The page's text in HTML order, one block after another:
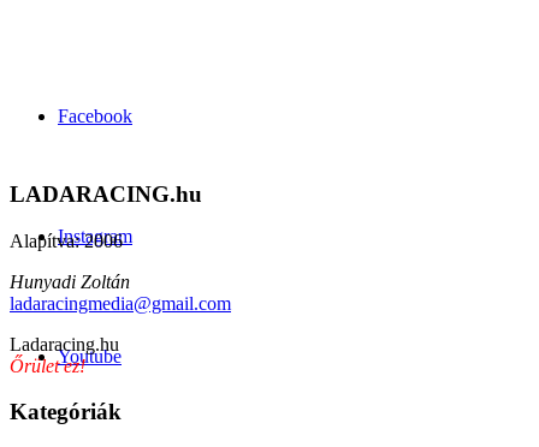
Facebook
Instagram
Youtube
LADARACING.hu
Alapítva: 2006
Hunyadi Zoltán
ladaracingmedia@gmail.com
Ladaracing.hu
Őrület ez!
Kategóriák